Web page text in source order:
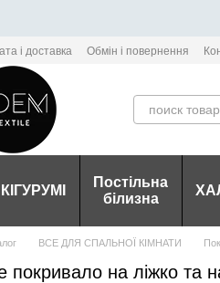
і доставка Обмін і повернення
КІГУРУМІ
Постільна
білизна
ВСЕ ДЛЯ СПАЛЬНОЇ КІМНАТИ
покривало на ліжко та